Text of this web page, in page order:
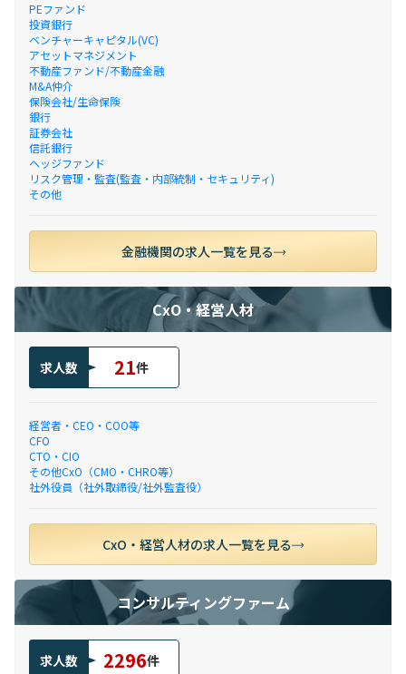
PEファンド
投資銀行
ベンチャーキャピタル(VC)
アセットマネジメント
不動産ファンド/不動産金融
M&A仲介
保険会社/生命保険
銀行
証券会社
信託銀行
ヘッジファンド
リスク管理・監査(監査・内部統制・セキュリティ)
その他
金融機関の求人一覧を見る
CxO・経営人材
求人数 21件
経営者・CEO・COO等
CFO
CTO・CIO
その他CxO（CMO・CHRO等）
社外役員（社外取締役/社外監査役）
CxO・経営人材の求人一覧を見る
コンサルティングファーム
求人数 2296件